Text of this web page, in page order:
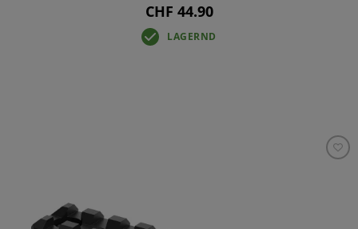
CHF 44.90
LAGERND